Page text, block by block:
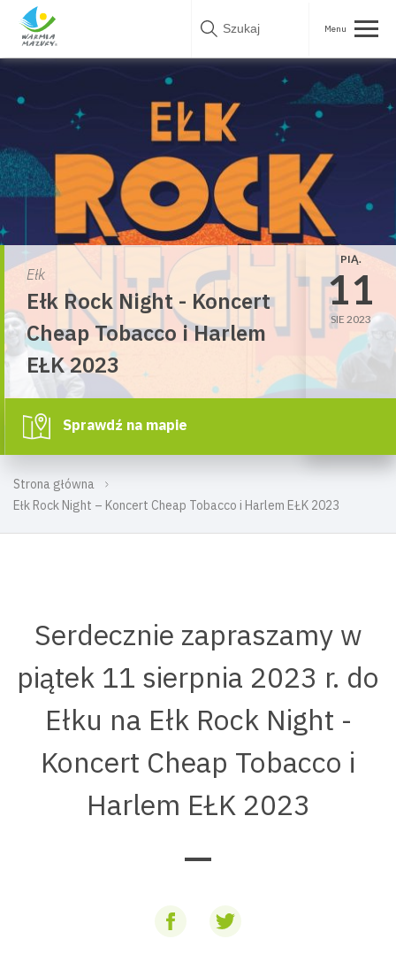
Skip
Strona główna
Ełk Rock Night – Koncert Cheap Tobacco i Harlem EŁK 2023
Ełk
Ełk Rock Night - Koncert
Cheap Tobacco i Harlem
EŁK 2023
PIĄ.
11
SIE 2023
Sprawdź na mapie
Serdecznie zapraszamy w
piątek 11 sierpnia 2023 r. do
Ełku na Ełk Rock Night -
Koncert Cheap Tobacco i
Harlem EŁK 2023